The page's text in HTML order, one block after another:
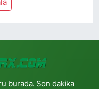
burada. Son dakika